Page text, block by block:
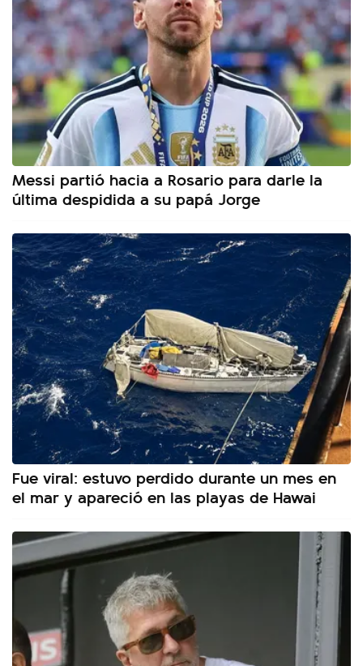
Messi partió hacia a Rosario para darle la
última despidida a su papá Jorge
Fue viral: estuvo perdido durante un mes en
el mar y apareció en las playas de Hawai